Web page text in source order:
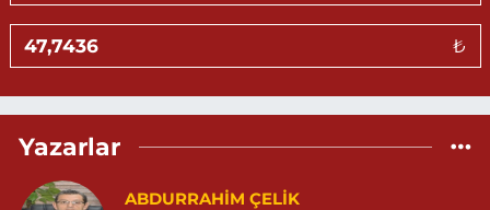
CADDE NO:4 B. ÖZEL CİHANPOL HASTANESİ YANI-YENİKENT
MAHALLESİ 04825026482
0 (482) 502 64 82 Yol Tarifi Al
Sevlim Eczanesi
YENİ MAHALLE 514 SOKAK NO:36 ÇEÇEN MEZARLIĞININ 300
0 (482) 313 07 47 Yol Tarifi Al
₺
Yazarlar
ABDURRAHIM ÇELİK